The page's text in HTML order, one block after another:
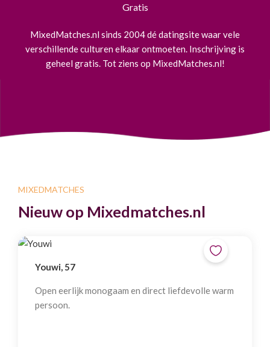
Gratis
MixedMatches.nl sinds 2004 dé datingsite waar vele
verschillende culturen elkaar ontmoeten. Inschrijving is
geheel gratis. Tot ziens op MixedMatches.nl!
MIXEDMATCHES
Nieuw op Mixedmatches.nl
Youwi, 57
Open eerlijk monogaam en direct liefdevolle warm
persoon.